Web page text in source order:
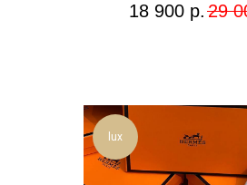
18 900 р. 29
lux